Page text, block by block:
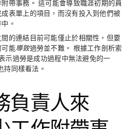
帶事務。 這可能會導致職涯初期的員
表單上的項目，而沒有投入到他們被
。
的連結目前可能僅止於相關性，但要
可能導致過勞並不難。 根據工作剖析索
示過勞是成功過程中無法避免的一
持同樣看法。
負責人來